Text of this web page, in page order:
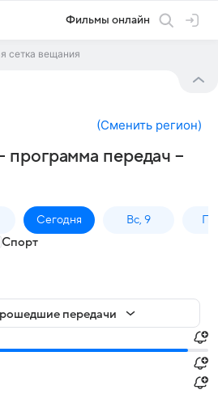
Фильмы онлайн
сетка вещания
(Сменить регион)
программа передач –
Сегодня Вс, 9
Спорт
передачи